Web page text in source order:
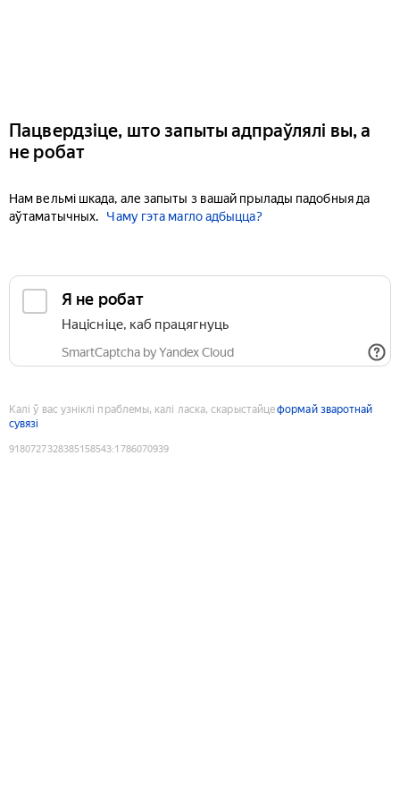
Пацвердзіце, што запыты адпраўлялі вы, а
не робат
Нам вельмі шкада, але запыты з вашай прылады падобныя да
аўтаматычных.
Чаму гэта магло адбыцца?
Я не робат
Націсніце, каб працягнуць
SmartCaptcha by Yandex Cloud
Калі ў вас узніклі праблемы, калі ласка, скарыстайцеформай зваротнай
сувязі
9180727328385158543:1786070939